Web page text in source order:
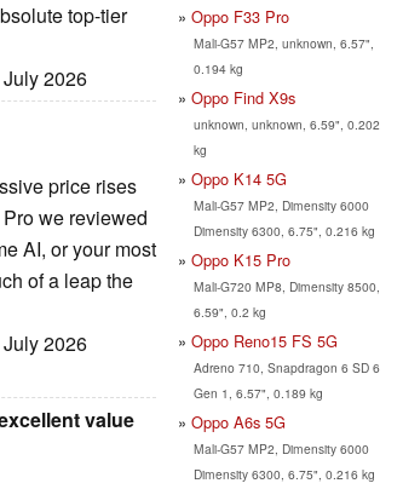
top-tier
2026
price rises
we reviewed
AI, or your most
of a leap the
2026
value
Oppo F33 Pro
Mali-G57 MP2, unknown, 6.57",
0.194 kg
Oppo Find X9s
unknown, unknown, 6.59", 0.202
kg
Oppo K14 5G
Mali-G57 MP2, Dimensity 6000
Dimensity 6300, 6.75", 0.216 kg
Oppo K15 Pro
Mali-G720 MP8, Dimensity 8500,
6.59", 0.2 kg
Oppo Reno15 FS 5G
Adreno 710, Snapdragon 6 SD 6
Gen 1, 6.57", 0.189 kg
Oppo A6s 5G
Mali-G57 MP2, Dimensity 6000
Dimensity 6300, 6.75", 0.216 kg